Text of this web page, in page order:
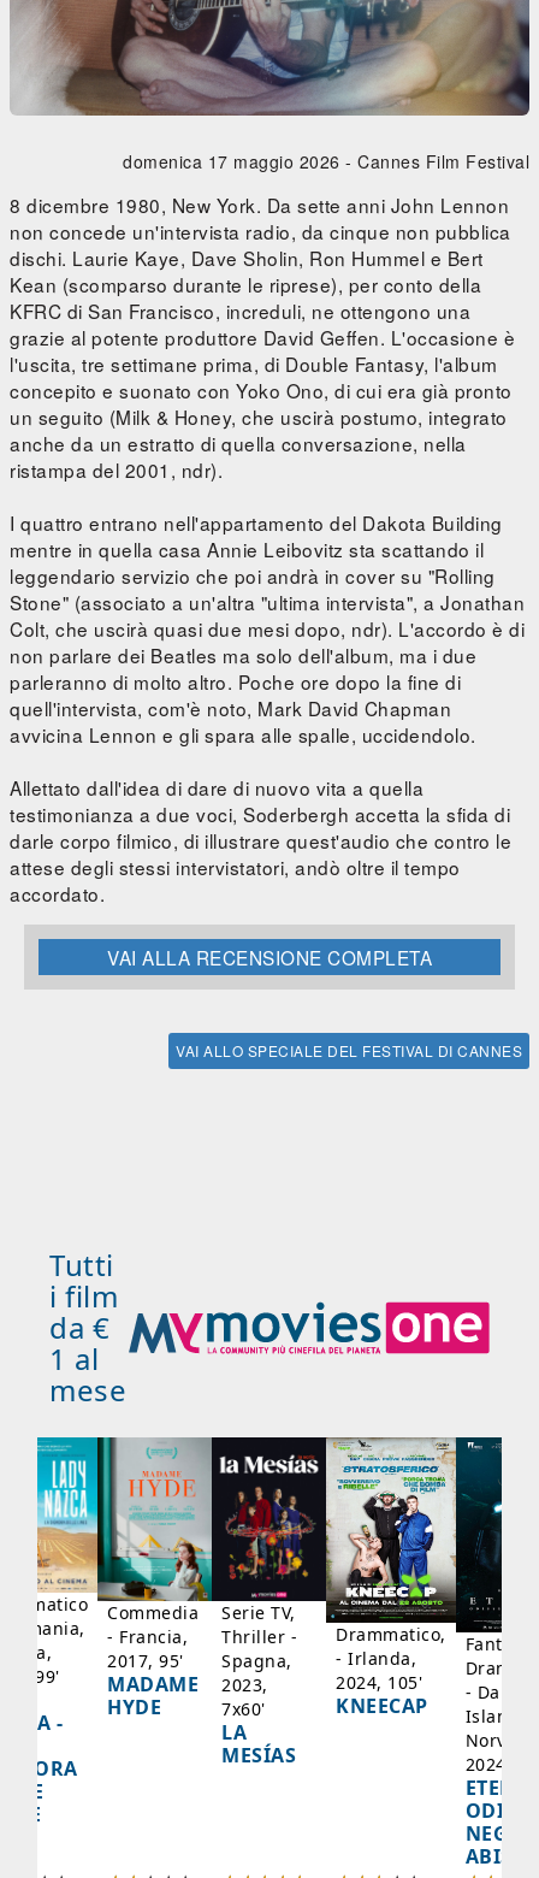
domenica 17 maggio 2026 - Cannes Film Festival
8 dicembre 1980, New York. Da sette anni John Lennon
non concede un'intervista radio, da cinque non pubblica
dischi. Laurie Kaye, Dave Sholin, Ron Hummel e Bert
Kean (scomparso durante le riprese), per conto della
KFRC di San Francisco, increduli, ne ottengono una
grazie al potente produttore David Geffen. L'occasione è
l'uscita, tre settimane prima, di Double Fantasy, l'album
concepito e suonato con Yoko Ono, di cui era già pronto
un seguito (Milk & Honey, che uscirà postumo, integrato
anche da un estratto di quella conversazione, nella
ristampa del 2001, ndr).
I quattro entrano nell'appartamento del Dakota Building
mentre in quella casa Annie Leibovitz sta scattando il
leggendario servizio che poi andrà in cover su "Rolling
Stone" (associato a un'altra "ultima intervista", a Jonathan
Colt, che uscirà quasi due mesi dopo, ndr). L'accordo è di
non parlare dei Beatles ma solo dell'album, ma i due
parleranno di molto altro. Poche ore dopo la fine di
quell'intervista, com'è noto, Mark David Chapman
avvicina Lennon e gli spara alle spalle, uccidendolo.
Allettato dall'idea di dare di nuovo vita a quella
testimonianza a due voci, Soderbergh accetta la sfida di
darle corpo filmico, di illustrare quest'audio che contro le
attese degli stessi intervistatori, andò oltre il tempo
accordato.
VAI ALLA RECENSIONE COMPLETA
VAI ALLO SPECIALE DEL FESTIVAL DI CANNES
Tutti
i film
da €
1 al
mese
99'
-
Commedia
- Francia,
2017, 95'
MADAME
HYDE
Serie TV,
Thriller -
Spagna,
2023,
7x60'
LA
MESÍAS
Drammatico,
- Irlanda,
2024, 105'
KNEECAP
-
Islanda,
2024,
NEGLI
ABISSI